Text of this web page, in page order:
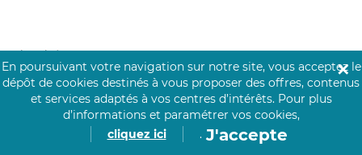
Vie Privée
PAIEMENT SÉCURISÉ
En poursuivant votre navigation sur notre site, vous acceptez le
dépôt de cookies destinés à vous proposer des offres, contenus
et services adaptés à vos centres d’intérêts. Pour plus
d’informations et paramétrer vos cookies,
cliquez ici
. J'accepte
✕